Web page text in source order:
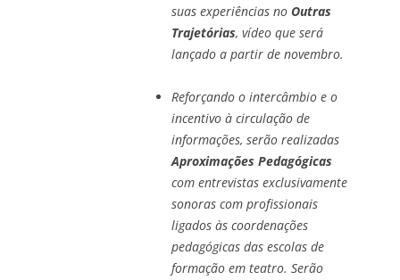
suas experiências no Outras
Trajetórias, vídeo que será
lançado a partir de novembro.
Reforçando o intercâmbio e o
incentivo à circulação de
informações, serão realizadas
Aproximações Pedagógicas
com entrevistas exclusivamente
sonoras com profissionais
ligados às coordenações
pedagógicas das escolas de
formação em teatro. Serão